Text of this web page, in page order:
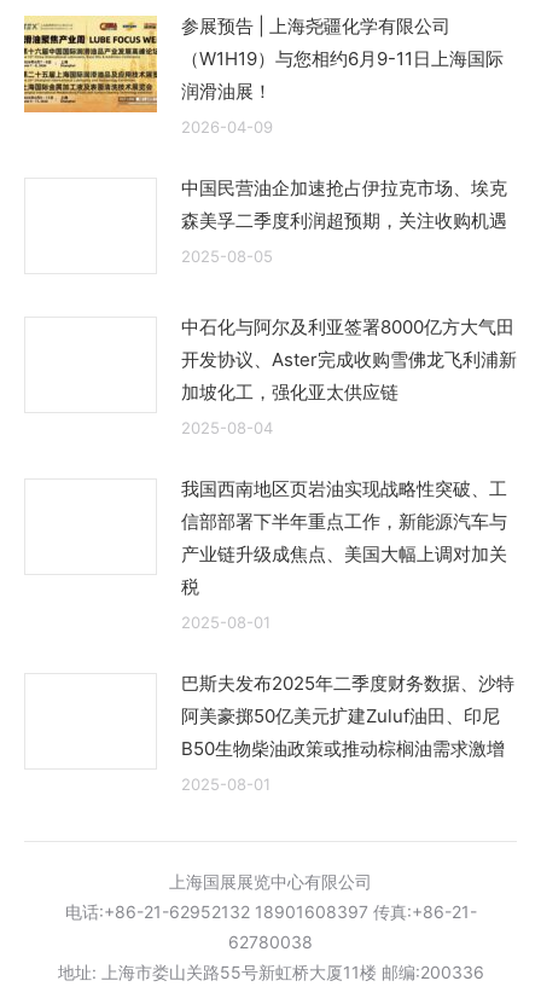
参展预告 | 上海尧疆化学有限公司
（W1H19）与您相约6月9-11日上海国际
润滑油展！
2026-04-09
中国民营油企加速抢占伊拉克市场、埃克
森美孚二季度利润超预期，关注收购机遇
2025-08-05
中石化与阿尔及利亚签署8000亿方大气田
开发协议、Aster完成收购雪佛龙飞利浦新
加坡化工，强化亚太供应链
2025-08-04
我国西南地区页岩油实现战略性突破、工
信部部署下半年重点工作，新能源汽车与
产业链升级成焦点、美国大幅上调对加关
税
2025-08-01
巴斯夫发布2025年二季度财务数据、沙特
阿美豪掷50亿美元扩建Zuluf油田、印尼
B50生物柴油政策或推动棕榈油需求激增
2025-08-01
上海国展展览中心有限公司
电话:+86-21-62952132 18901608397 传真:+86-21-
62780038
地址: 上海市娄山关路55号新虹桥大厦11楼 邮编:200336